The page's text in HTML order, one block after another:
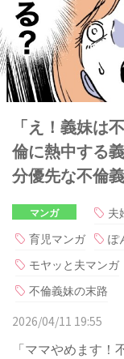
「え！義妹は
倫に熱中する
分優先な不倫
マンガ 夫
育児マンガ
ぽ
モヤッと夫マンガ
不倫義妹の末路
2026/04/11 19:55
「ママやめます！